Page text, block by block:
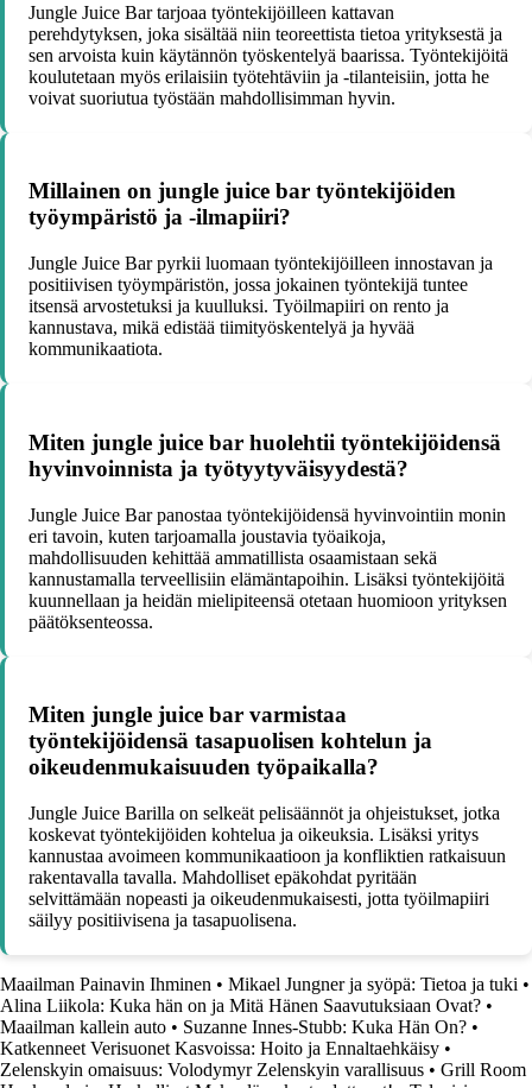
Jungle Juice Bar tarjoaa työntekijöilleen kattavan
perehdytyksen, joka sisältää niin teoreettista tietoa yrityksestä ja
sen arvoista kuin käytännön työskentelyä baarissa. Työntekijöitä
koulutetaan myös erilaisiin työtehtäviin ja -tilanteisiin, jotta he
voivat suoriutua työstään mahdollisimman hyvin.
Millainen on jungle juice bar työntekijöiden
työympäristö ja -ilmapiiri?
Jungle Juice Bar pyrkii luomaan työntekijöilleen innostavan ja
positiivisen työympäristön, jossa jokainen työntekijä tuntee
itsensä arvostetuksi ja kuulluksi. Työilmapiiri on rento ja
kannustava, mikä edistää tiimityöskentelyä ja hyvää
kommunikaatiota.
Miten jungle juice bar huolehtii työntekijöidensä
hyvinvoinnista ja työtyytyväisyydestä?
Jungle Juice Bar panostaa työntekijöidensä hyvinvointiin monin
eri tavoin, kuten tarjoamalla joustavia työaikoja,
mahdollisuuden kehittää ammatillista osaamistaan sekä
kannustamalla terveellisiin elämäntapoihin. Lisäksi työntekijöitä
kuunnellaan ja heidän mielipiteensä otetaan huomioon yrityksen
päätöksenteossa.
Miten jungle juice bar varmistaa
työntekijöidensä tasapuolisen kohtelun ja
oikeudenmukaisuuden työpaikalla?
Jungle Juice Barilla on selkeät pelisäännöt ja ohjeistukset, jotka
koskevat työntekijöiden kohtelua ja oikeuksia. Lisäksi yritys
kannustaa avoimeen kommunikaatioon ja konfliktien ratkaisuun
rakentavalla tavalla. Mahdolliset epäkohdat pyritään
selvittämään nopeasti ja oikeudenmukaisesti, jotta työilmapiiri
säilyy positiivisena ja tasapuolisena.
Maailman Painavin Ihminen • Mikael Jungner ja syöpä: Tietoa ja tuki •
Alina Liikola: Kuka hän on ja Mitä Hänen Saavutuksiaan Ovat? •
Maailman kallein auto • Suzanne Innes-Stubb: Kuka Hän On? •
Katkenneet Verisuonet Kasvoissa: Hoito ja Ennaltaehkäisy •
Zelenskyin omaisuus: Volodymyr Zelenskyin varallisuus • Grill Room